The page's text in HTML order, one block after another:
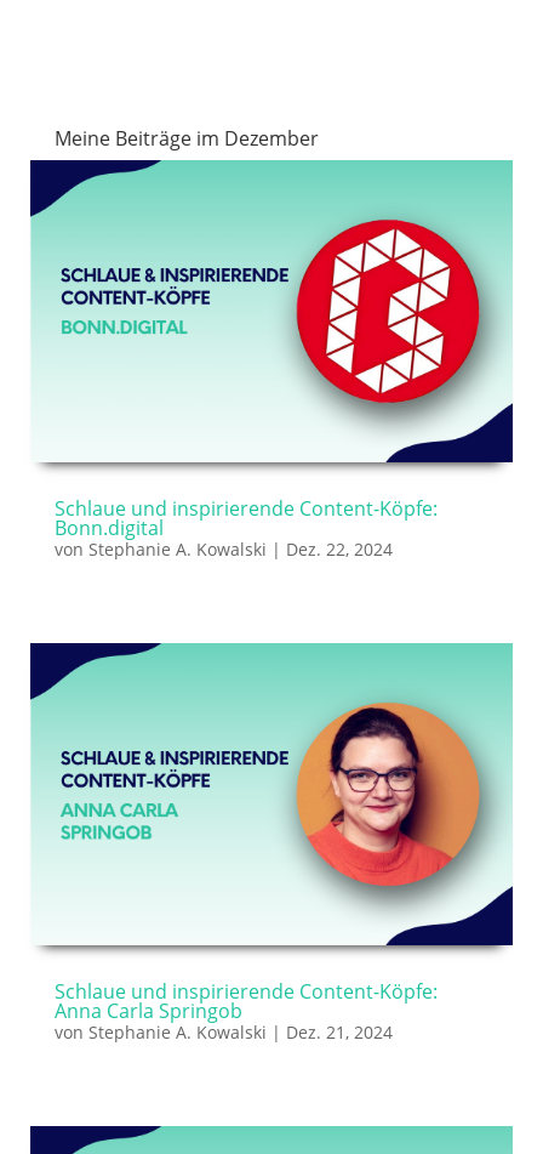
Meine Beiträge im Dezember
Schlaue und inspirierende Content-Köpfe:
Bonn.digital
von Stephanie A. Kowalski | Dez. 22, 2024
Schlaue und inspirierende Content-Köpfe:
Anna Carla Springob
von Stephanie A. Kowalski | Dez. 21, 2024